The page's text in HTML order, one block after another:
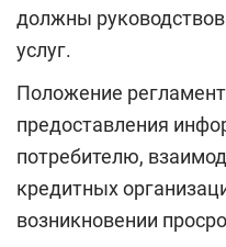
должны
услуг.
Положение
предоставления
потребителю,
кредитных
возникновении